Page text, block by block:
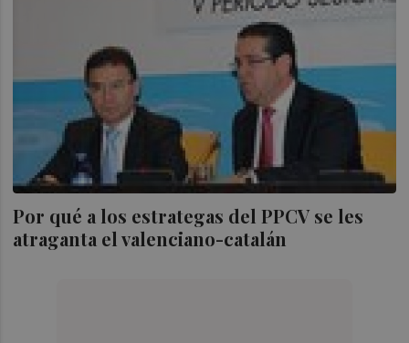
Por qué a los estrategas del PPCV se les
atraganta el valenciano-catalán